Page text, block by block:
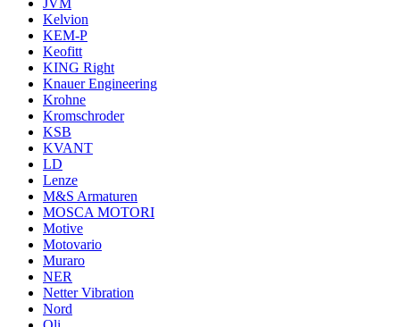
JVM
Kelvion
KEM-P
Keofitt
KING Right
Knauer Engineering
Krohne
Kromschroder
KSB
KVANT
LD
Lenze
M&S Armaturen
MOSCA MOTORI
Motive
Motovario
Muraro
NER
Netter Vibration
Nord